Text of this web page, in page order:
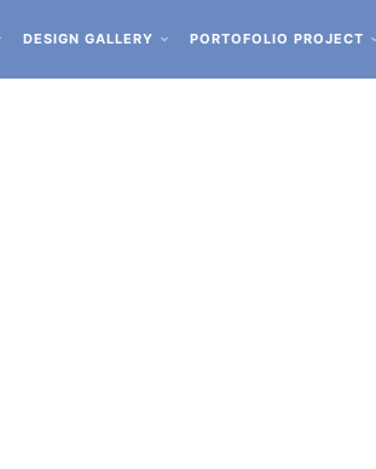
DESIGN GALLERY PORTOFOLIO PROJECT